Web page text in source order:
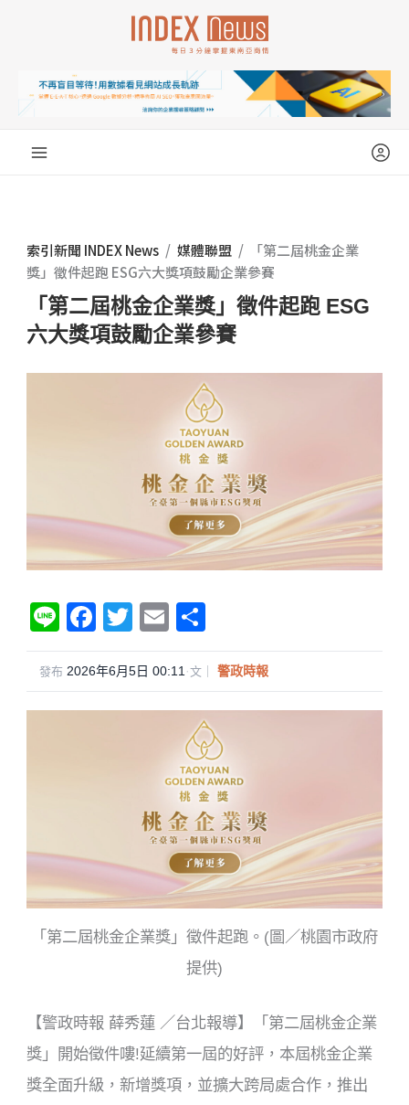
索引新聞 INDEX News / 媒體聯盟 /
「第二屆桃金企業
獎」徵件起跑 ESG六大獎項鼓勵企業參賽
「第二屆桃金企業獎」徵件起跑 ESG
六大獎項鼓勵企業參賽
Li
n
e
F
a
c
e
T
wi
tt
er
E
m
ail
享
發布 2026年6月5日 00:11 ·文｜ 警政時報
「第二屆桃金企業獎」徵件起跑。(圖／桃園市政府
提供)
【警政時報 薛秀蓮 ／台北報導】「第二屆桃金企業
獎」開始徵件嘍!延續第一屆的好評，本屆桃金企業
獎全面升級，新增獎項，並擴大跨局處合作，推出